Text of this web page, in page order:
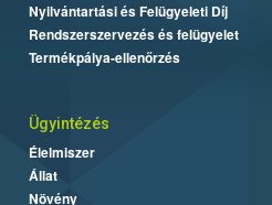
Nyilvántartási és Felügyeleti Díj
Rendszerszervezés és felügyelet
Termékpálya-ellenőrzés
Ügyintézés
Élelmiszer
Állat
Növény